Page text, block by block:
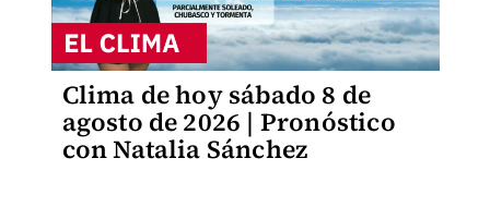
Clima de hoy sábado 8 de
agosto de 2026 | Pronóstico
con Natalia Sánchez